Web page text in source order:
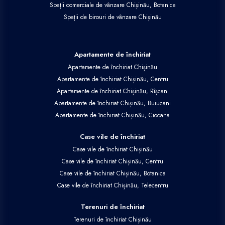
Spații comerciale de vânzare Chișinău, Botanica
Spații de birouri de vânzare Chișinău
Apartamente de închiriat
Apartamente de închiriat Chișinău
Apartamente de închiriat Chișinău, Centru
Apartamente de închiriat Chișinău, Rîșcani
Apartamente de închiriat Chișinău, Buiucani
Apartamente de închiriat Chișinău, Ciocana
Case vile de închiriat
Case vile de închiriat Chișinău
Case vile de închiriat Chișinău, Centru
Case vile de închiriat Chișinău, Botanica
Case vile de închiriat Chișinău, Telecentru
Terenuri de închiriat
Terenuri de închiriat Chișinău